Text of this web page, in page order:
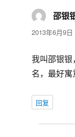
邵银
2013年6月9
我叫邵银
名，最好寓
回复